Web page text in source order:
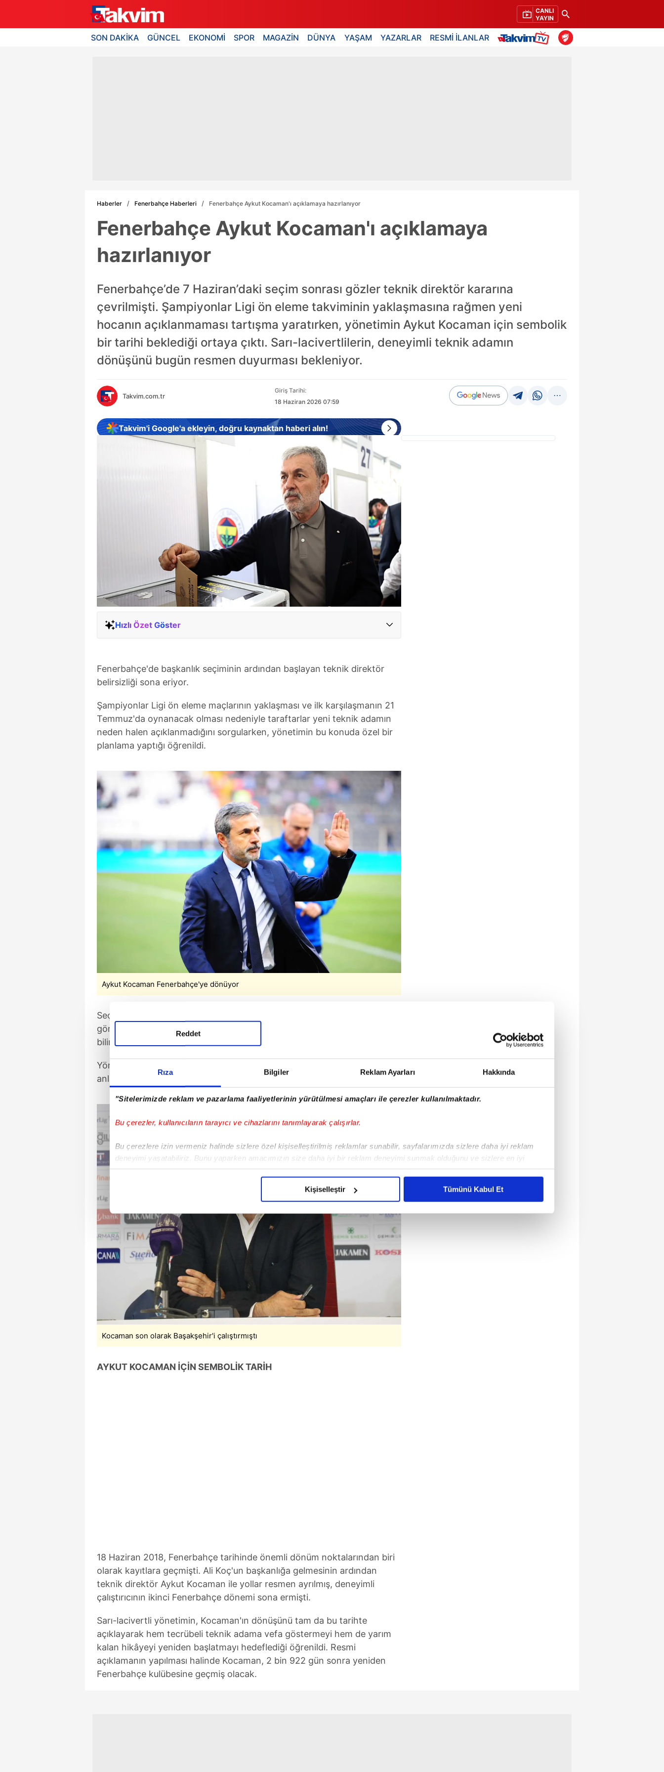
Rıza Bilgiler Reklam Ayarları Hakkında
"Sitelerimizde reklam ve pazarlama faaliyetlerinin yürütülmesi amaçları ile çerezler kullanılmaktadır.
Bu çerezler, kullanıcıların tarayıcı ve cihazlarını tanımlayarak çalışırlar.
Bu çerezlere izin vermeniz halinde sizlere özel kişiselleştirilmiş reklamlar sunabilir, sayfalarımızda sizlere daha iyi reklam
deneyimi yaşatabiliriz. Bunu yaparken amacımızın size daha iyi bir reklam deneyimi sunmak olduğunu ve sizlere en iyi
içerikleri sunabilmek adına elimizden gelen çabayı gösterdiğimizi ve bu noktada, reklamların maliyetlerimizi karşılamak
Sizlere daha iyi bir hizmet sunabilmek için İnternet Sitemizde kendimize ve üçüncü kişilere ait çerezler kullanılmaktadır. Bu
çerezler vasıtasıyla çeşitli kişisel verileriniz işlenmekte olup gerekli olan çerezler bilgi toplumu hizmetlerinin sunulması
amacıyla kullanılmaktadır. Diğer çerezler, sitemizin daha işlevsel kılınması ve kişiselleştirilmesi ve sizlere yönelik
reklam/pazarlama faaliyetlerinin yapılması, amaçlarıyla sınırlı olarak açık rızanız dahilinde kullanılacaktır.
Çerezlere ilişkin tercihlerinizi aşağıda yer alan panel vasıtasıyla belirleyebilirsiniz. Çerezlere ilişkin detaylı bilgi için Ayarlar
butonuna tıklayabilir,
Çerez Bilgilendirme Metnimiziziyaret edebilirsiniz.
6698 sayılı Kişisel Verilerin Korunması Kanunu uyarınca hazırlanmış Aydınlatma Metnimizi okumak ve sitemizde ilgili
mevzuata uygun olarak kullanılan çerezlerle ilgili bilgi almak için lütfen
Reddet
Kişiselleştir Tümünü Kabul Et
CANLI
YAYIN
SON DAKİKA GÜNCEL EKONOMİ SPOR MAGAZİN DÜNYA YAŞAM YAZARLAR RESMİ İLANLAR
Haberler Fenerbahçe Haberleri Fenerbahçe Aykut Kocaman'ı açıklamaya hazırlanıyor
Fenerbahçe Aykut Kocaman'ı açıklamaya
hazırlanıyor
Fenerbahçe’de 7 Haziran’daki seçim sonrası gözler teknik direktör kararına
çevrilmişti. Şampiyonlar Ligi ön eleme takviminin yaklaşmasına rağmen yeni
hocanın açıklanmaması tartışma yaratırken, yönetimin Aykut Kocaman için sembolik
bir tarihi beklediği ortaya çıktı. Sarı-lacivertlilerin, deneyimli teknik adamın
dönüşünü bugün resmen duyurması bekleniyor.
Takvim.com.tr
Giriş Tarihi:
18 Haziran 2026 07:59
Takvim'i Google'a ekleyin, doğru kaynaktan haberi alın!
Hızlı Özet Göster
Fenerbahçe'de başkanlık seçiminin ardından başlayan teknik direktör
belirsizliği sona eriyor.
Şampiyonlar Ligi ön eleme maçlarının yaklaşması ve ilk karşılaşmanın 21
Temmuz'da oynanacak olması nedeniyle taraftarlar yeni teknik adamın
neden halen açıklanmadığını sorgularken, yönetimin bu konuda özel bir
planlama yaptığı öğrenildi.
Aykut Kocaman Fenerbahçe'ye dönüyor
Seçimden zaferle ayrılan Aziz Yıldırım yönetiminin, teknik direktörlük
görevi için Aykut Kocaman ile anlaşmaya vardığı ve resmi duyuruyu
bilinçli olarak bugüne bıraktığı belirtildi.
Yönetimin bu kararı almasındaki en önemli nedenin ise kulüp tarihindeki
anlamlı bir tarihe vurgu yapmak olduğu ifade edildi.
Kocaman son olarak Başakşehir'i çalıştırmıştı
AYKUT KOCAMAN İÇİN SEMBOLİK TARİH
18 Haziran 2018, Fenerbahçe tarihinde önemli dönüm noktalarından biri
olarak kayıtlara geçmişti. Ali Koç'un başkanlığa gelmesinin ardından
teknik direktör Aykut Kocaman ile yollar resmen ayrılmış, deneyimli
çalıştırıcının ikinci Fenerbahçe dönemi sona ermişti.
Sarı-lacivertli yönetimin, Kocaman'ın dönüşünü tam da bu tarihte
açıklayarak hem tecrübeli teknik adama vefa göstermeyi hem de yarım
kalan hikâyeyi yeniden başlatmayı hedeflediği öğrenildi. Resmi
açıklamanın yapılması halinde Kocaman, 2 bin 922 gün sonra yeniden
Fenerbahçe kulübesine geçmiş olacak.